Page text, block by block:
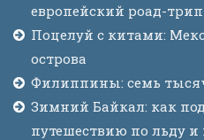
европейский роад-трип
Поцелуй с китами:
острова
Филиппины: семь
Зимний Байкал: как
путешествию по льду и